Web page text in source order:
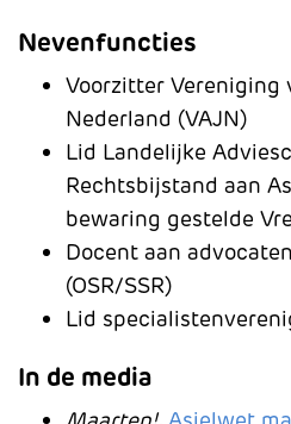
Nevenfuncties
Voorzitter Vereniging
Nederland (VAJN)
Lid Landelijke
Rechtsbijstand aan
bewaring gestelde
Docent aan
(OSR/SSR)
Lid
In de media